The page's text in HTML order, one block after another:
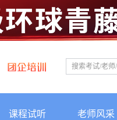
课程试听 老师风采